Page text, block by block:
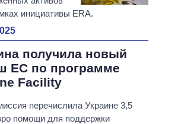
инициативы ERA.
получила новый
ЕС по программе
Facility
перечислила Украине 3,5
помощи для поддержки